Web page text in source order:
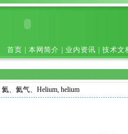
首页 本网简介 业内资讯 技术文
氦、氦气、Helium, helium